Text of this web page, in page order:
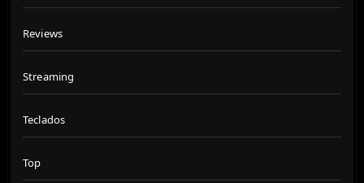
Reviews
Streaming
Teclados
Top